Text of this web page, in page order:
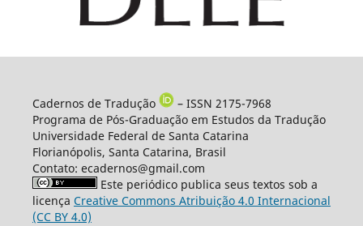
Cadernos de Tradução
– ISSN 2175-7968
Programa de Pós-Graduação em Estudos da Tradução
Universidade Federal de Santa Catarina
Florianópolis, Santa Catarina, Brasil
Contato: ecadernos@gmail.com
Este periódico publica seus textos sob a
licença Creative Commons Atribuição 4.0 Internacional
(CC BY 4.0)